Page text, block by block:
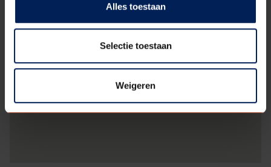
Alles toestaan
Selectie toestaan
Weigeren